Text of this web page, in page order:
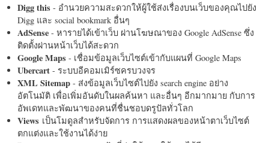
Digg this - อำนวยความสะดวกให้ผู้ใช้ส่งเรื่องบนเว็บของคุณไปยัง
Digg และ social bookmark อื่นๆ
AdSense - หารายได้เข้าเว็บ ผ่านโฆษณาของ Google AdSense ซึ่ง
ติดตั้งผ่านหน้าเว็บได้สะดวก
Google Maps - เชื่อมข้อมูลเว็บไซต์เข้ากับแผนที่ Google Maps
Ubercart - ระบบอีคอมเมิร์ซครบวงจร
XML Sitemap - ส่งข้อมูลเว็บไซต์ไปยัง search engine อย่าง
อัตโนมัติ เพื่อเพิ่มอันดับในผลค้นหา และอื่นๆ อีกมากมาย กับการ
อัพเดทและพัฒนาของคนที่ชื่นชอบดรูปัลทั่วโลก
Views เป็นโมดูลสำหรับจัดการ การแสดงผลของหน้าตาเว็บไซต์
ตกแต่งและใช้งานได้ง่าย